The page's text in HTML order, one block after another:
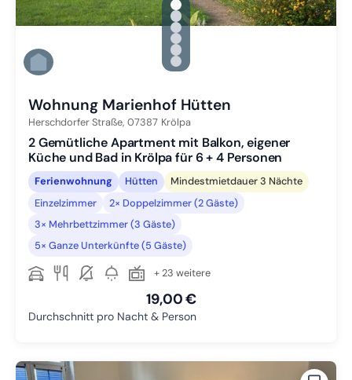
gallery.slide_selector
Zu Slide 1 wechseln
Zu Slide 2 wechseln
Zu Slide 3 wechseln
Zu Slide 4 wechseln
Zu Slide 5 wechseln
Zu Slide 6 wechseln
Wohnung Marienhof Hütten
Herschdorfer Straße, 07387 Krölpa
2 Gemütliche Apartment mit Balkon, eigener
Küche und Bad in Krölpa für 6 + 4 Personen
Ferienwohnung Hütten
Mindestmietdauer 3 Nächte
Einzelzimmer
2× Doppelzimmer (2 Gäste)
3× Mehrbettzimmer (3 Gäste)
5× Ganze Unterkünfte (5 Gäste)
+ 23 weitere
19,00 €
Durchschnitt pro Nacht & Person